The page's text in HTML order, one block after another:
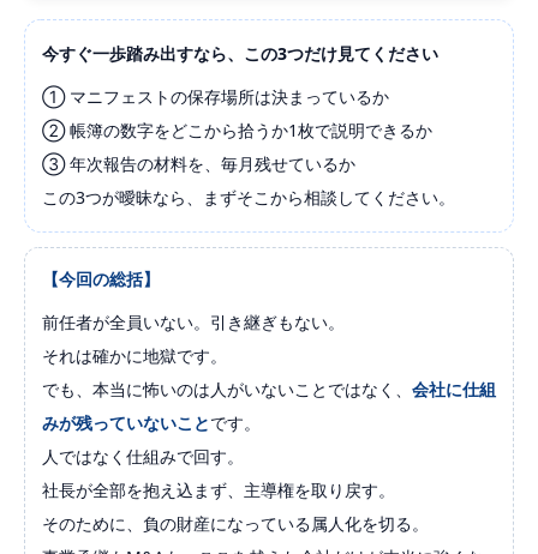
今すぐ一歩踏み出すなら、この3つだけ見てください
① マニフェストの保存場所は決まっているか
② 帳簿の数字をどこから拾うか1枚で説明できるか
③ 年次報告の材料を、毎月残せているか
この3つが曖昧なら、まずそこから相談してください。
【今回の総括】
前任者が全員いない。引き継ぎもない。
それは確かに地獄です。
でも、本当に怖いのは人がいないことではなく、 会社に仕組
みが残っていないことです。
人ではなく仕組みで回す。
社長が全部を抱え込まず、主導権を取り戻す。
そのために、負の財産になっている属人化を切る。